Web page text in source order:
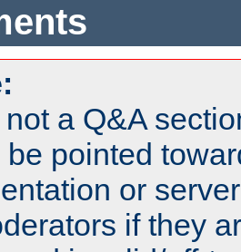
a Q&A
be pointed
or
if they